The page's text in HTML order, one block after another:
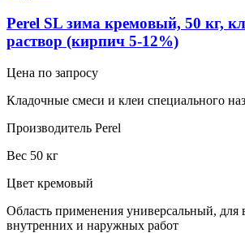
Perel SL зима кремовый, 50 кг,
раствор (кирпич 5-12%)
Цена по запросу
Кладочные смеси и клеи специального
Производитель Perel
Вес 50 кг
Цвет кремовый
Область применения универсальный, для
внутренних и наружных работ